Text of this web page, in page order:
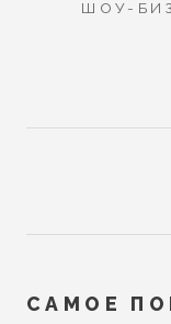
ШОУ-
САМОЕ